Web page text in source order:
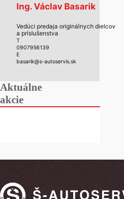
Ing. Václav Basarik
Vedúci predaja originálnych dielcov
a príslušenstva
T
0907956139
E
basarik@s-autoservis.sk
Aktuálne
akcie